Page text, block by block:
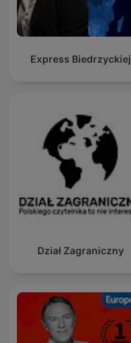
Express Biedrzyckiej
Dział Zagraniczny